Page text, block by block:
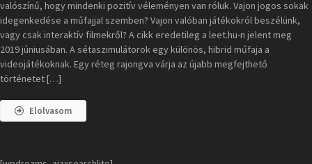
valószínű, hogy mindenki pozitív véleményen van róluk. Vajon jogos sokak
idegenkedése a műfajjal szemben? Vajon valóban játékokról beszélünk,
vagy csak interaktív filmekről? A cikk eredetileg a leet.hu-n jelent meg
2019 júniusában. A sétaszimulátorok egy különös, hibrid műfaja a
videojátékoknak. Egy réteg rajongva várja az újabb megfejthető
történetet […]
Elolvasom